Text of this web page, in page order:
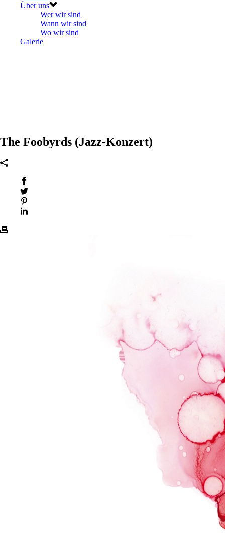
Über uns
Wer wir sind
Wann wir sind
Wo wir sind
Galerie
The Foobyrds (Jazz-Konzert)